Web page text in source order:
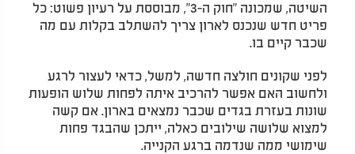
השיטה, שמכונה "חוק ה-3", מבוססת על רעיון פשוט: כל
פריט חדש שנכנס לארון צריך להשתלב בקלות עם מה
שכבר קיים בו.
לפני שקונים חולצה חדשה, למשל, כדאי לעצור לרגע
ולחשוב האם אפשר להרכיב איתה לפחות שלוש הופעות
שונות בעזרת בגדים שכבר נמצאים בארון. אם קשה
למצוא שלושה שילובים כאלה, ייתכן שהבגד פחות
שימושי ממה שנדמה ברגע הקנייה.